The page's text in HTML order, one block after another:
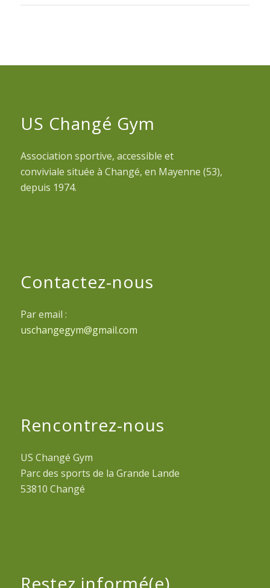
US Changé Gym
Association sportive, accessible et
conviviale située à Changé, en Mayenne (53),
depuis 1974.
Contactez-nous
Par email :
uschangegym@gmail.com
Rencontrez-nous
US Changé Gym
Parc des sports de la Grande Lande
53810 Changé
Restez informé(e)